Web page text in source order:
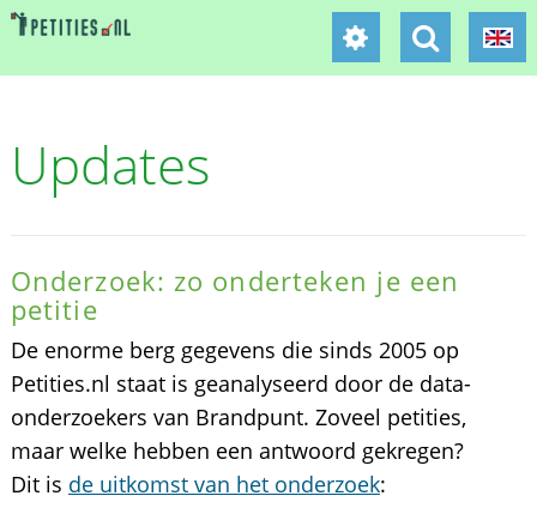
Updates
Onderzoek: zo onderteken je een
petitie
De enorme berg gegevens die sinds 2005 op
Petities.nl staat is geanalyseerd door de data-
onderzoekers van Brandpunt. Zoveel petities,
maar welke hebben een antwoord gekregen?
Dit is de uitkomst van het onderzoek: